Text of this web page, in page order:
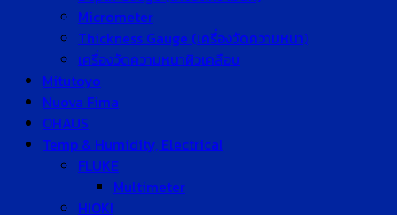
Micrometer
Thickness Gauge (เครื่องวัดความหนา)
เครื่องวัดความหนาผิวเคลือบ
Mitutoyo
Nuova Fima
OHAUS
Temp & Humidity, Electrical
FLUKE
Multimeter
HIOKI